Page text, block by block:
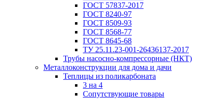
ГОСТ 57837-2017
ГОСТ 8240-97
ГОСТ 8509-93
ГОСТ 8568-77
ГОСТ 8645-68
ТУ 25.11.23-001-26436137-2017
Трубы насосно-компрессорные (НКТ)
Металлоконструкции для дома и дачи
Теплицы из поликарбоната
3 на 4
Сопутствующие товары